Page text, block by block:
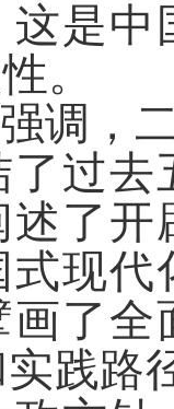
这是
。
调，
了过
了
式现
画了
践路